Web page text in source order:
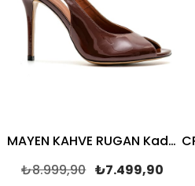
MAYEN KAHVE RUGAN Kadın TOPUKLU SANDALET
₺7.499,90
₺8.999,90